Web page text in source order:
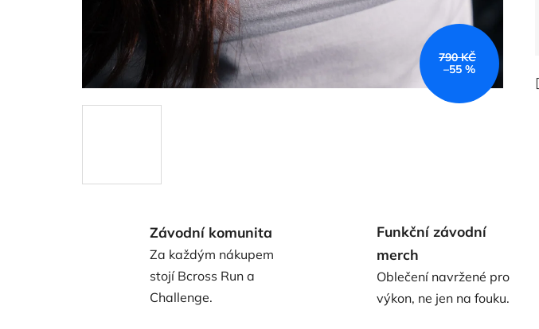
790 KČ
–55 %
Závodní komunita
Za každým nákupem
stojí Bcross Run a
Challenge.
Funkční závodní
merch
Oblečení navržené pro
výkon, ne jen na fouku.